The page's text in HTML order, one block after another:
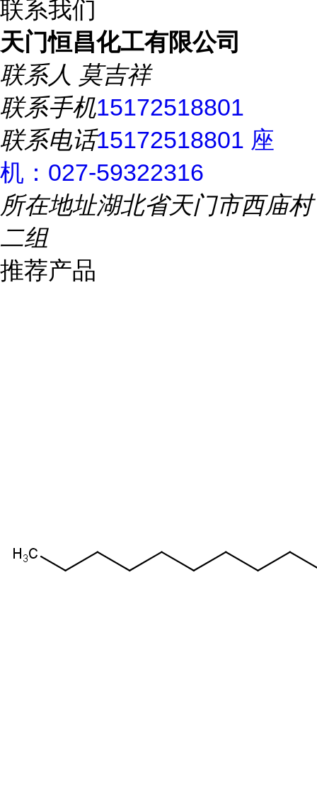
联系我们
天门恒昌化工有限公司
联系人 莫吉祥
联系手机15172518801
联系电话15172518801 座
机：027-59322316
所在地址湖北省天门市西庙村
二组
推荐产品